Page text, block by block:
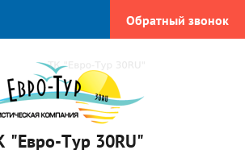
"Евро-Тур 30RU"
Обратный звонок